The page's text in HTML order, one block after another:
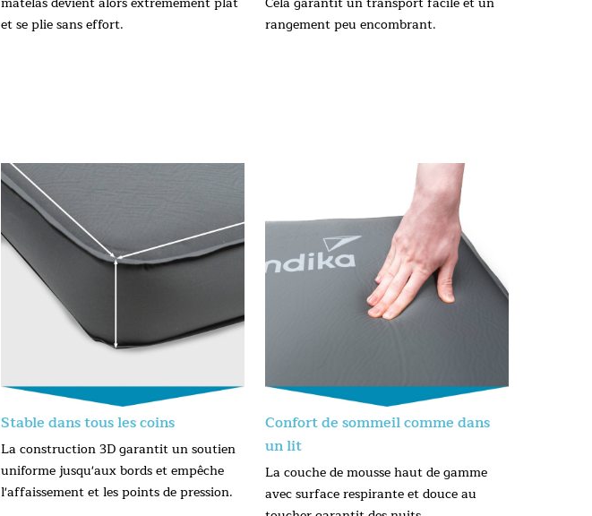
et se plie sans effort.
rangement peu encombrant.
Stable dans tous les coins
La construction 3D garantit un soutien
uniforme jusqu'aux bords et empêche
l'affaissement et les points de pression.
Confort de sommeil comme dans
un lit
La couche de mousse haut de gamme
avec surface respirante et douce au